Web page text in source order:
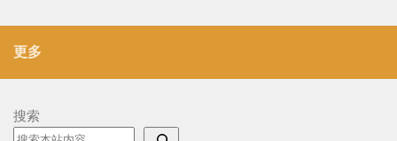
更多
搜索